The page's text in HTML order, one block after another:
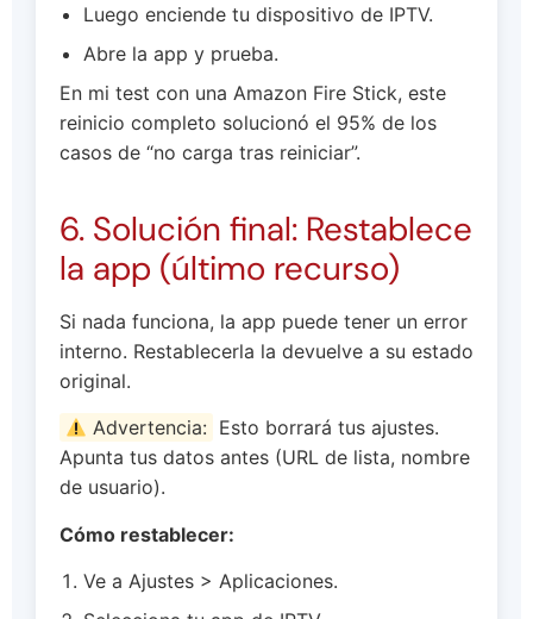
Luego enciende tu dispositivo de IPTV.
Abre la app y prueba.
En mi test con una Amazon Fire Stick, este
reinicio completo solucionó el 95% de los
casos de “no carga tras reiniciar”.
6. Solución final: Restablece
la app (último recurso)
Si nada funciona, la app puede tener un error
interno. Restablecerla la devuelve a su estado
original.
Advertencia: Esto borrará tus ajustes.
Apunta tus datos antes (URL de lista, nombre
de usuario).
Cómo restablecer:
Ve a Ajustes > Aplicaciones.